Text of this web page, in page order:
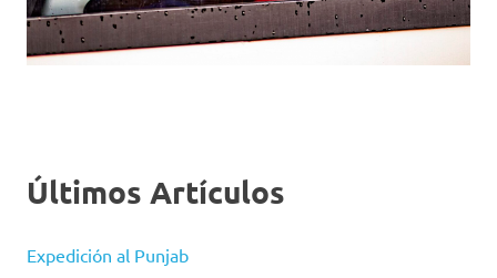
Últimos Artículos
Expedición al Punjab